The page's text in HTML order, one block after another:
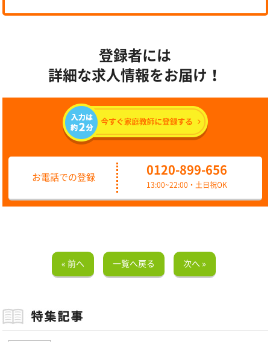
登録者には
詳細な求人情報をお届け！
お電話での登録
0120-899-656
13:00~22:00・土日祝OK
« 前へ 一覧へ戻る 次へ »